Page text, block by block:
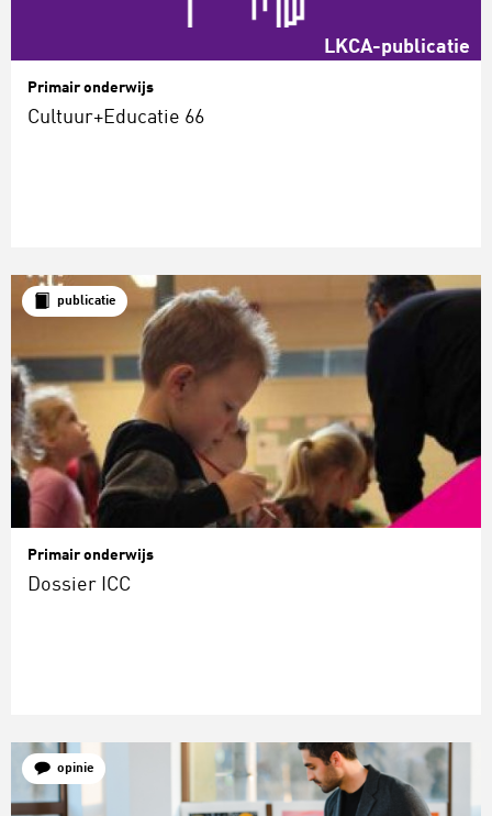
LKCA-publicatie
Primair onderwijs
Cultuur+Educatie 66
publicatie
Primair onderwijs
Dossier ICC
opinie